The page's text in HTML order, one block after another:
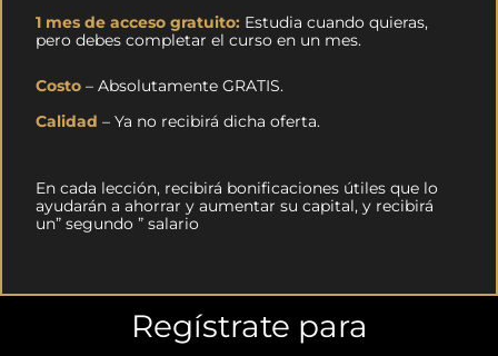
1 mes de acceso gratuito: Estudia cuando quieras,
pero debes completar el curso en un mes.
Costo – Absolutamente GRATIS.
Calidad – Ya no recibirá dicha oferta.
En cada lección, recibirá bonificaciones útiles que lo
ayudarán a ahorrar y aumentar su capital, y recibirá
un” segundo ” salario
Regístrate para